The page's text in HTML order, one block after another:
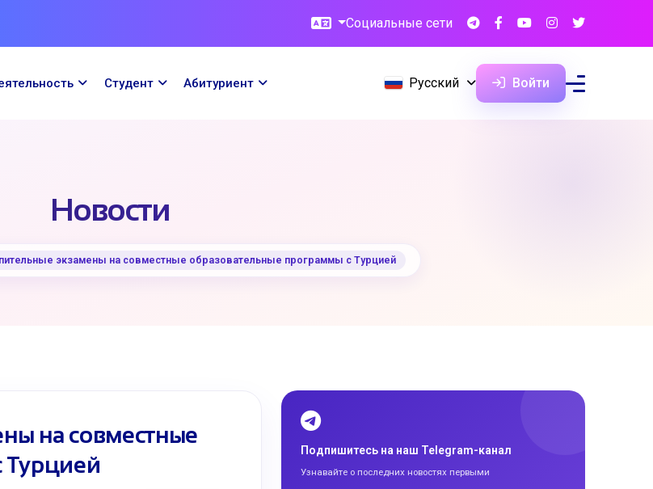
Социальные сети
Cтудент Абитуриент Русский Войти
Новости
экзамены на совместные образовательные программы с Турцией
на совместные
Турцией
Подпишитесь на наш Telegram-канал
Узнавайте о последних новостях первыми